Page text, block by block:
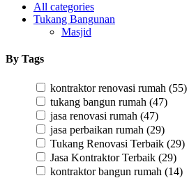
All categories
Tukang Bangunan
Masjid
By Tags
kontraktor renovasi rumah (55)
tukang bangun rumah (47)
jasa renovasi rumah (47)
jasa perbaikan rumah (29)
Tukang Renovasi Terbaik (29)
Jasa Kontraktor Terbaik (29)
kontraktor bangun rumah (14)